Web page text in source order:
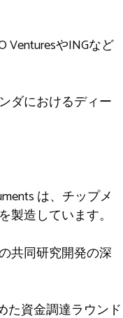
やINGなど
ダにおけるディー
は、チップメ
造しています。
共同研究開発の深
た資金調達ラウンド